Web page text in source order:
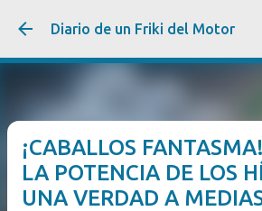
Ir al contenido
Diario de un Friki del Motor
¡CABALLOS
LA POTENCIA DE LOS
UNA VERDAD A